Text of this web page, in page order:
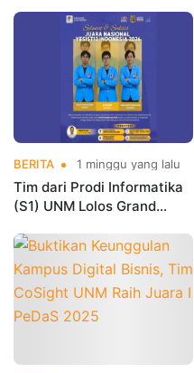
Luaran Program Hibah PKM
BERITA 1 minggu yang lalu
Tim dari Prodi Informatika
(S1) UNM Lolos Grand
Internasional 2026